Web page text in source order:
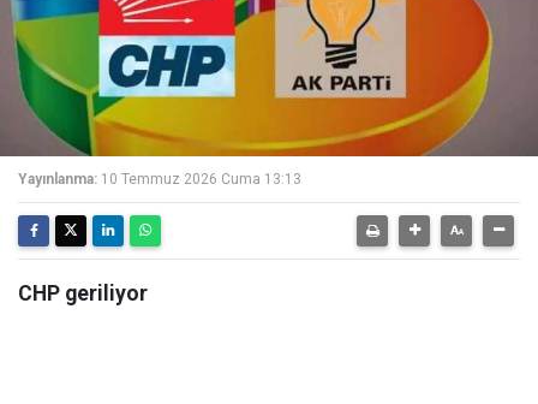
Yayınlanma: 10 Temmuz 2026 Cuma 13:13
CHP geriliyor